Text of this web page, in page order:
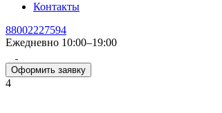
Контакты
88002227594
Ежедневно 10:00–19:00
Оформить заявку
4